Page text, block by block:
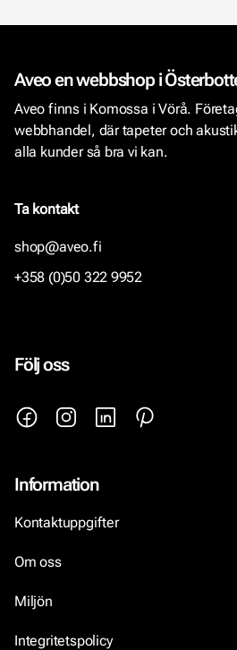
Aveo en webbshop i
Aveo finns i Komossa i Vörå.
webbhandel, där tapeter och
alla kunder så bra vi kan.
Ta kontakt
shop@aveo.fi
+358 (0)50 322 9952
Följ oss
Information
Kontaktuppgifter
Om oss
Miljön
Integritetspolicy